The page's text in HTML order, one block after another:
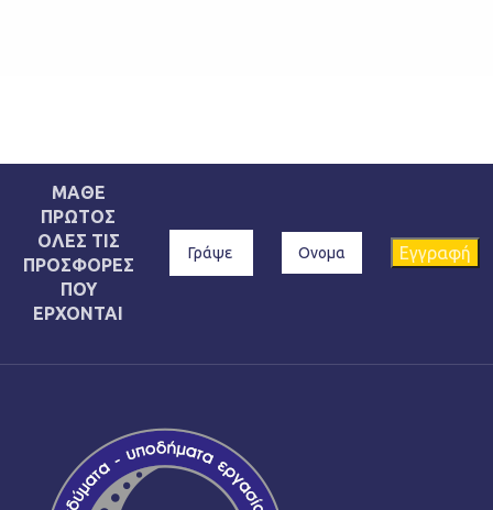
ΜΑΘΕ
ΠΡΩΤΟΣ
ΟΛΕΣ ΤΙΣ
ΠΡΟΣΦΟΡΕΣ
ΠΟΥ
ΕΡΧΟΝΤΑΙ